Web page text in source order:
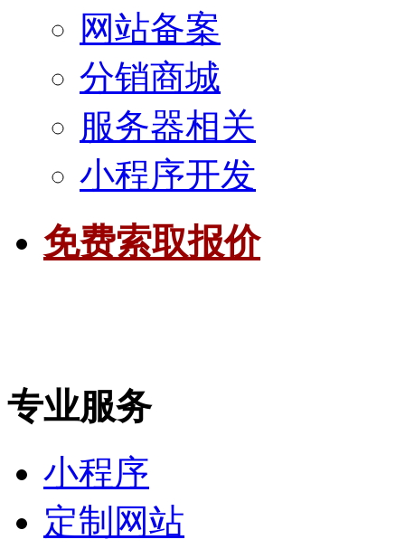
网站备案
分销商城
服务器相关
小程序开发
免费索取报价
专业服务
小程序
定制网站